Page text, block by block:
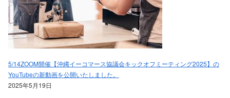
5/14ZOOM開催【沖縄イーコマース協議会キックオフミーティング2025】の
YouTubeの新動画を公開いたしました。
2025年5月19日